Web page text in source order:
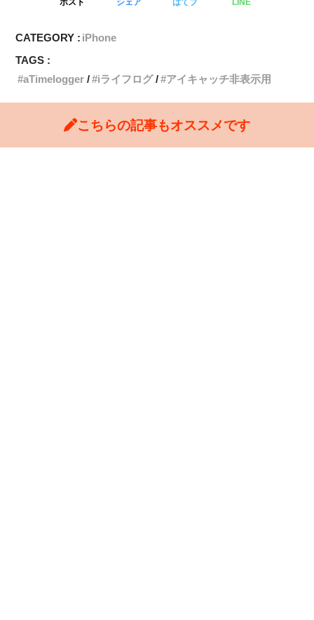
ポスト シェア はてブ LINE
CATEGORY : iPhone
TAGS :
aTimelogger
iライフログ アイキャッチ非表示用
こちらの記事もオススメです